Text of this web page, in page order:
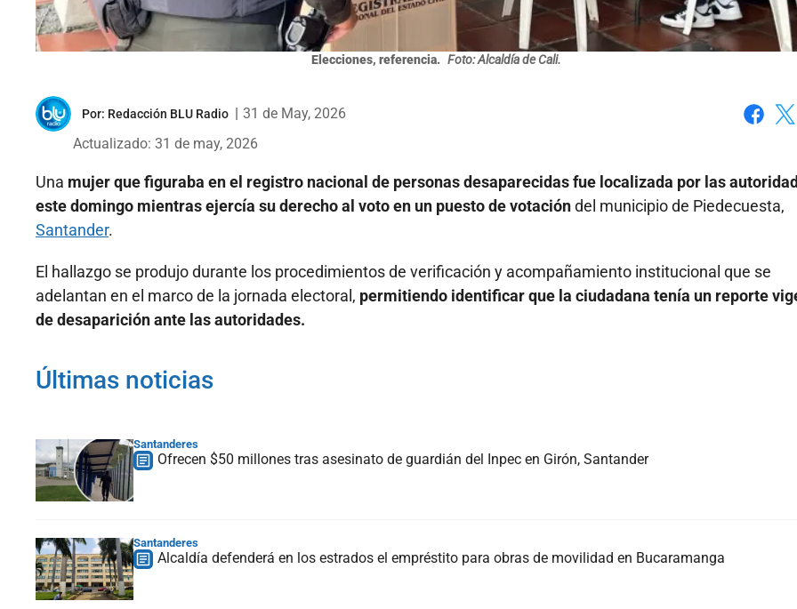
Elecciones, referencia. Foto: Alcaldía de Cali.
Por: Redacción BLU Radio
31 de May, 2026
Actualizado: 31 de may, 2026
Una mujer que figuraba en el registro nacional de personas desaparecidas fue localizada por las
este domingo mientras ejercía su derecho al voto en un puesto de votacióndel municipio de Piedecuesta,
Santander.
El hallazgo se produjo durante los procedimientos de verificación y acompañamiento institucional que se
adelantan en el marco de la jornada electoral, permitiendo identificar que la ciudadana tenía un reporte
de desaparición ante las autoridades.
Últimas noticias
Santanderes
Ofrecen $50 millones tras asesinato de guardián del Inpec en Girón, Santander
Santanderes
Alcaldía defenderá en los estrados el empréstito para obras de movilidad en Bucaramanga